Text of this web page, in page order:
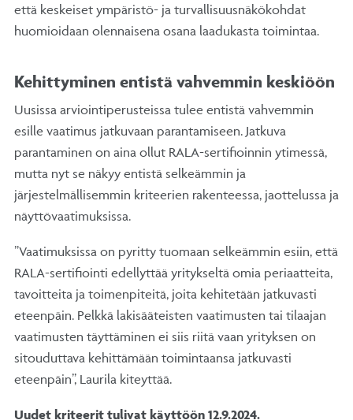
että keskeiset ympäristö- ja turvallisuusnäkökohdat
huomioidaan olennaisena osana laadukasta toimintaa.
Kehittyminen entistä vahvemmin keskiöön
Uusissa arviointiperusteissa tulee entistä vahvemmin
esille vaatimus jatkuvaan parantamiseen. Jatkuva
parantaminen on aina ollut RALA-sertifioinnin ytimessä,
mutta nyt se näkyy entistä selkeämmin ja
järjestelmällisemmin kriteerien rakenteessa, jaottelussa ja
näyttövaatimuksissa.
”Vaatimuksissa on pyritty tuomaan selkeämmin esiin, että
RALA-sertifiointi edellyttää yritykseltä omia periaatteita,
tavoitteita ja toimenpiteitä, joita kehitetään jatkuvasti
eteenpäin. Pelkkä lakisääteisten vaatimusten tai tilaajan
vaatimusten täyttäminen ei siis riitä vaan yrityksen on
sitouduttava kehittämään toimintaansa jatkuvasti
eteenpäin”, Laurila kiteyttää.
Uudet kriteerit tulivat käyttöön 12.9.2024.